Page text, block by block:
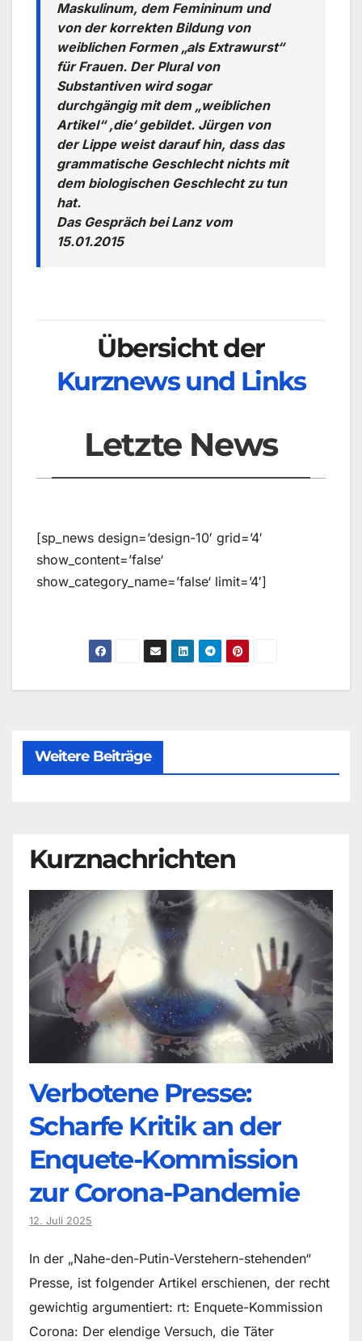
Maskulinum, dem Femininum und
von der korrekten Bildung von
weiblichen Formen „als Extrawurst“
für Frauen. Der Plural von
Substantiven wird sogar
durchgängig mit dem „weiblichen
Artikel“ ‚die‘ gebildet. Jürgen von
der Lippe weist darauf hin, dass das
grammatische Geschlecht nichts mit
dem biologischen Geschlecht zu tun
hat.
Das Gespräch bei Lanz vom
15.01.2015
Übersicht der
Kurznews und Links
Letzte News
[sp_news design=’design-10′ grid=’4′
show_content=’false‘
show_category_name=’false‘ limit=’4′]
Weitere Beiträge
Kurznachrichten
Verbotene Presse:
Scharfe Kritik an der
Enquete-Kommission
zur Corona-Pandemie
12. Juli 2025
In der „Nahe-den-Putin-Verstehern-stehenden“
Presse, ist folgender Artikel erschienen, der recht
gewichtig argumentiert: rt: Enquete-Kommission
Corona: Der elendige Versuch, die Täter